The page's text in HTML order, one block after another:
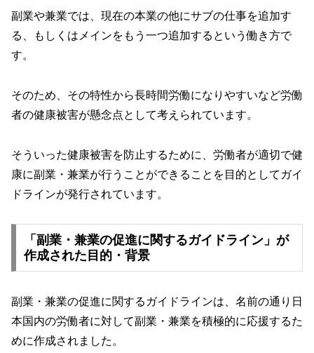
副業や兼業では、現在の本業の他にサブの仕事を追加す
る、もしくはメインをもう一つ追加するという働き方で
す。
そのため、その特性から長時間労働になりやすいなど労働
者の健康被害が懸念点として考えられています。
そういった健康被害を防止するために、労働者が適切で健
康に副業・兼業が行うことができることを目的としてガイ
ドラインが発行されています。
「副業・兼業の促進に関するガイドライン」が
作成された目的・背景
副業・兼業の促進に関するガイドラインは、名前の通り日
本国内の労働者に対して副業・兼業を積極的に応援するた
めに作成されました。